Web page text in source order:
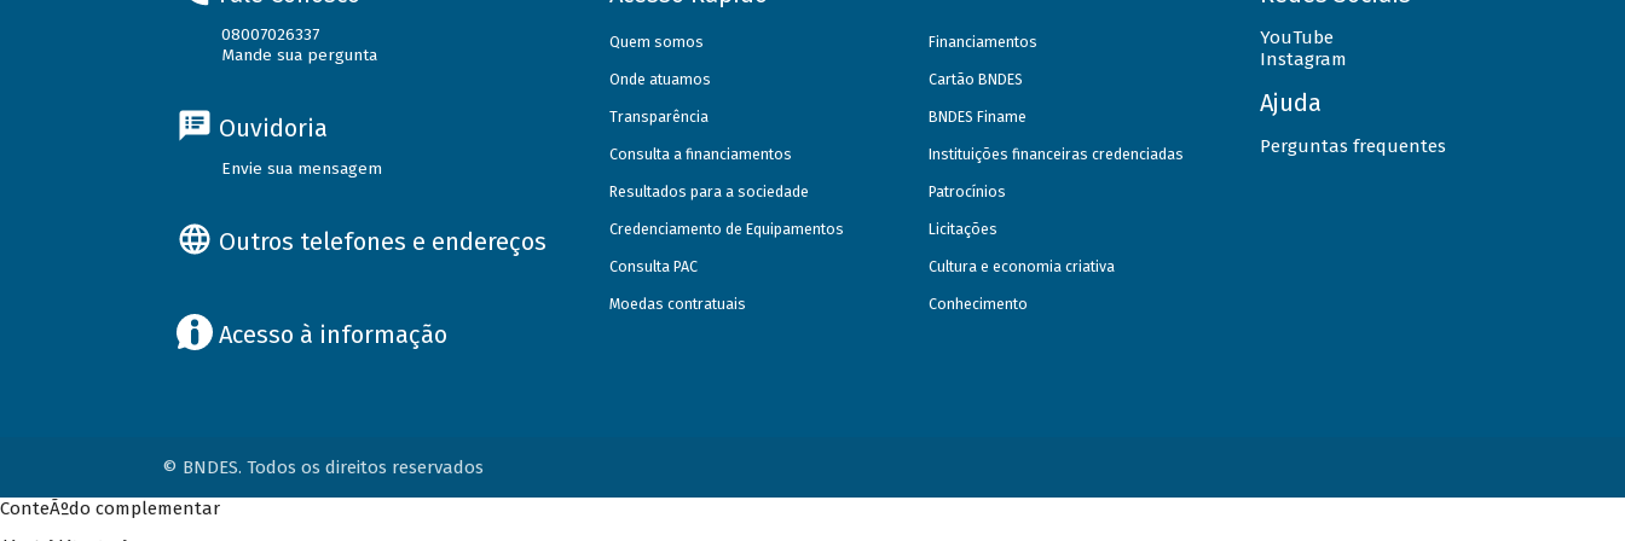
08007026337
Mande sua pergunta
Ouvidoria
Envie sua mensagem
Outros telefones e endereços
Acesso à informação
Quem somos
Onde atuamos
Transparência
Consulta a financiamentos
Resultados para a sociedade
Credenciamento de Equipamentos
Consulta PAC
Moedas contratuais
Financiamentos
Cartão BNDES
BNDES Finame
Instituições financeiras credenciadas
Patrocínios
Licitações
Cultura e economia criativa
Conhecimento
YouTube
Instagram
Ajuda
Perguntas frequentes
© BNDES. Todos os direitos reservados
ConteÃºdo complementar